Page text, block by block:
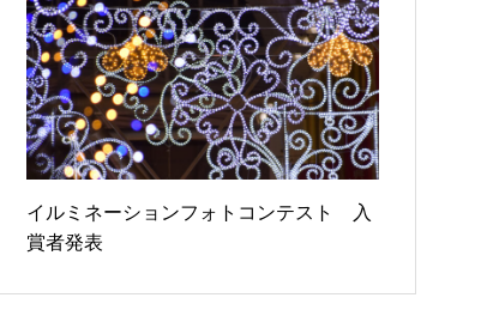
イルミネーションフォトコンテスト 入
賞者発表